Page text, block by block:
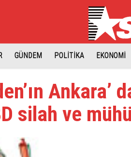
GÜNDEM POLİTİKA EKONOMİ
Ankara’
silah ve